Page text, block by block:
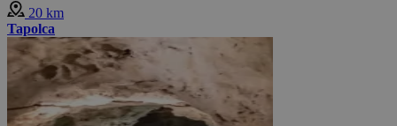
20 km
Tapolca